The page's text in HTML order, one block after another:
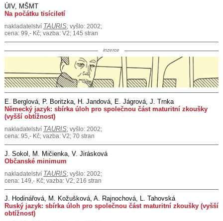
ÚIV, MŠMT
Na počátku tisíciletí
nakladatelství TAURIS; vyšlo: 2002;
cena: 99,- Kč; vazba: V2; 145 stran
inzerce
E. Berglová, P. Boritzka, H. Jandová, E. Jágrová, J. Trnka
Německý jazyk: sbírka úloh pro společnou část maturitní zkoušky
(vyšší obtížnost)
nakladatelství TAURIS; vyšlo: 2002;
cena: 95,- Kč; vazba: V2; 70 stran
J. Sokol, M. Mičienka, V. Jirásková
Občanské minimum
nakladatelství TAURIS; vyšlo: 2002;
cena: 149,- Kč; vazba: V2; 216 stran
J. Hodinářová, M. Kožušková, A. Rajnochová, L. Tahovská
Ruský jazyk: sbírka úloh pro společnou část maturitní zkoušky (vyšší
obtížnost)